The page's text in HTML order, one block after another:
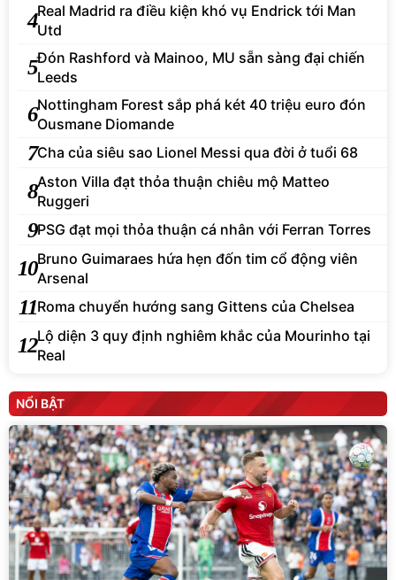
4Real Madrid ra điều kiện khó vụ Endrick tới Man
Utd
5Đón Rashford và Mainoo, MU sẵn sàng đại chiến
Leeds
6Nottingham Forest sắp phá két 40 triệu euro đón
Ousmane Diomande
7Cha của siêu sao Lionel Messi qua đời ở tuổi 68
8Aston Villa đạt thỏa thuận chiêu mộ Matteo
Ruggeri
9PSG đạt mọi thỏa thuận cá nhân với Ferran Torres
10Bruno Guimaraes hứa hẹn đốn tim cổ động viên
Arsenal
11Roma chuyển hướng sang Gittens của Chelsea
12Lộ diện 3 quy định nghiêm khắc của Mourinho tại
Real
NỔI BẬT